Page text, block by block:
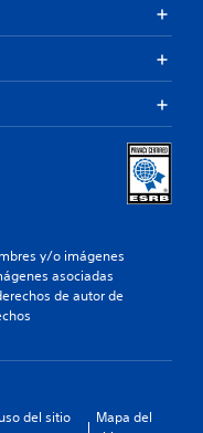
y/o imágenes
asociadas
de autor de
del sitio
Mapa del